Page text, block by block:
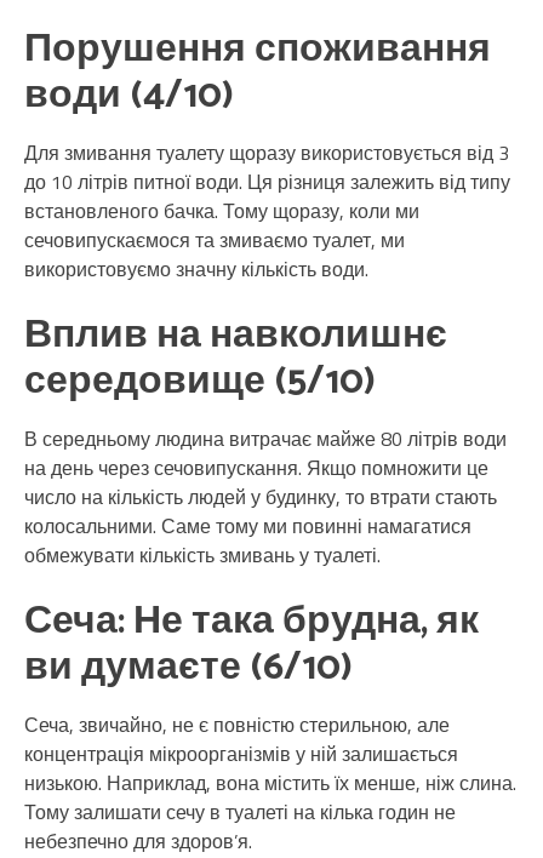
Порушення споживання
води (4/10)
Для змивання туалету щоразу використовується від 3
до 10 літрів питної води. Ця різниця залежить від типу
встановленого бачка. Тому щоразу, коли ми
сечовипускаємося та змиваємо туалет, ми
використовуємо значну кількість води.
Вплив на навколишнє
середовище (5/10)
В середньому людина витрачає майже 80 літрів води
на день через сечовипускання. Якщо помножити це
число на кількість людей у ​​будинку, то втрати стають
колосальними. Саме тому ми повинні намагатися
обмежувати кількість змивань у туалеті.
Сеча: Не така брудна, як
ви думаєте (6/10)
Сеча, звичайно, не є повністю стерильною, але
концентрація мікроорганізмів у ній залишається
низькою. Наприклад, вона містить їх менше, ніж слина.
Тому залишати сечу в туалеті на кілька годин не
небезпечно для здоров’я.